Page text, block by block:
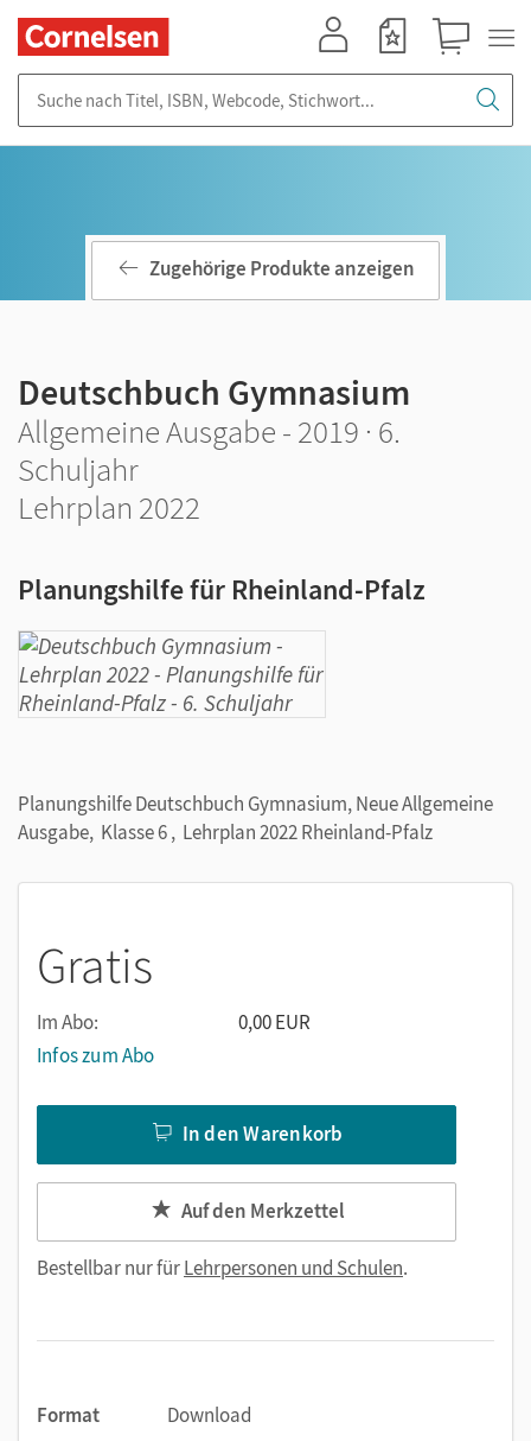
Zugehörige Produkte anzeigen
Deutschbuch Gymnasium
Allgemeine Ausgabe - 2019 · 6.
Schuljahr
Lehrplan 2022
Planungshilfe für Rheinland-Pfalz
Planungshilfe Deutschbuch Gymnasium, Neue Allgemeine
Ausgabe, Klasse 6 , Lehrplan 2022 Rheinland-Pfalz
Gratis
Im Abo:
0,00 EUR
Infos zum Abo
In den Warenkorb
Auf den Merkzettel
Bestellbar nur fürLehrpersonen und Schulen.
Format
Download